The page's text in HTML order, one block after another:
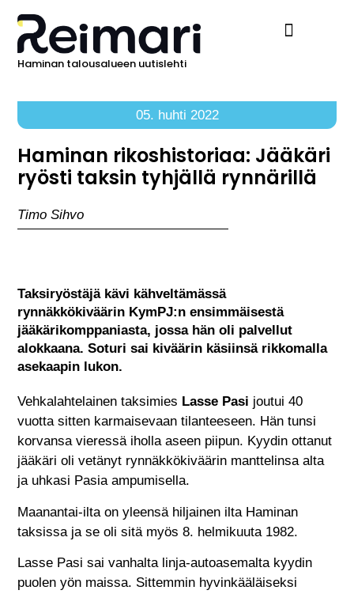
Haminan talousalueen uutislehti
05. huhti 2022
Haminan rikoshistoriaa: Jääkäri
ryösti taksin tyhjällä rynnärillä
Timo Sihvo
Taksiryöstäjä kävi kähveltämässä
rynnäkkökiväärin KymPJ:n ensimmäisestä
jääkärikomppaniasta, jossa hän oli palvellut
alokkaana. Soturi sai kiväärin käsiinsä rikkomalla
asekaapin lukon.
Vehkalahtelainen taksimies Lasse Pasi joutui 40
vuotta sitten karmaisevaan tilanteeseen. Hän tunsi
korvansa vieressä iholla aseen piipun. Kyydin ottanut
jääkäri oli vetänyt rynnäkkökiväärin manttelinsa alta
ja uhkasi Pasia ampumisella.
Maanantai-ilta on yleensä hiljainen ilta Haminan
taksissa ja se oli sitä myös 8. helmikuuta 1982.
Lasse Pasi sai vanhalta linja-autoasemalta kyydin
puolen yön maissa. Sittemmin hyvinkääläiseksi